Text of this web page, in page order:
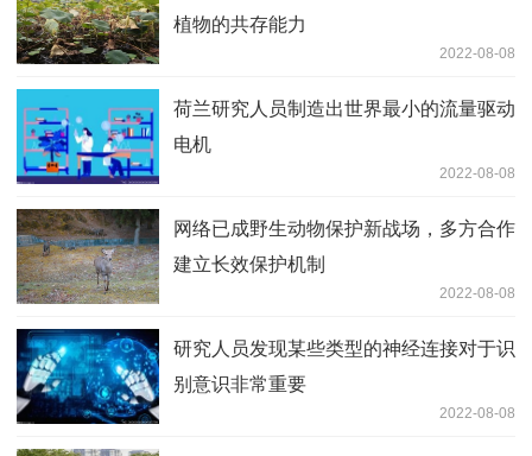
植物的共存能力
2022-08-08
荷兰研究人员制造出世界最小的流量驱动
电机
2022-08-08
网络已成野生动物保护新战场，多方合作
建立长效保护机制
2022-08-08
研究人员发现某些类型的神经连接对于识
别意识非常重要
2022-08-08